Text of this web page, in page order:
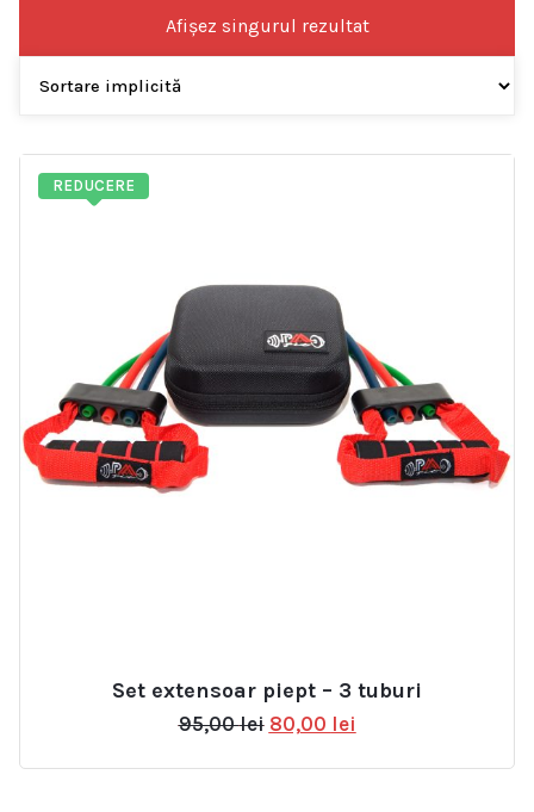
Afișez singurul rezultat
REDUCERE
Set extensoar piept – 3 tuburi
95,00lei Prețul
a
80,00 lei
este: